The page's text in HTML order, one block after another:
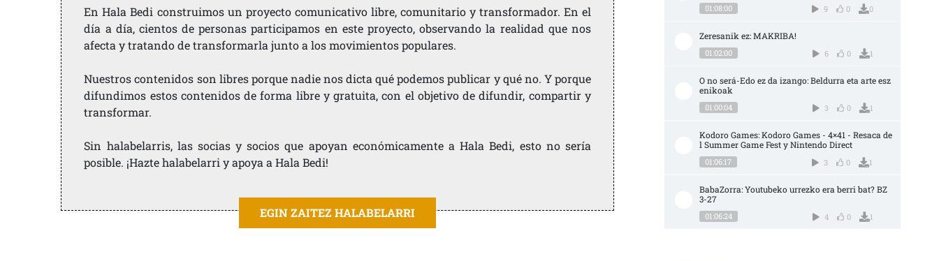
En Hala Bedi construimos un proyecto comunicativo libre, comunitario y transformador. En el
día a día, cientos de personas participamos en este proyecto, observando la realidad que nos
afecta y tratando de transformarla junto a los movimientos populares.
Nuestros contenidos son libres porque nadie nos dicta qué podemos publicar y qué no. Y porque
difundimos estos contenidos de forma libre y gratuita, con el objetivo de difundir, compartir y
transformar.
Sin halabelarris, las socias y socios que apoyan económicamente a Hala Bedi, esto no sería
posible. ¡Hazte halabelarri y apoya a Hala Bedi!
EGIN ZAITEZ HALABELARRI
01:08:00 9 0 0
Zeresanik ez: MAKRIBA!
01:02:00 6 0 1
O no será-Edo ez da izango: Beldurra eta arte esz
enikoak
01:00:04 3 0 1
Kodoro Games: Kodoro Games - 4×41 - Resaca de
l Summer Game Fest y Nintendo Direct
01:06:17 3 0 1
BabaZorra: Youtubeko urrezko era berri bat? BZ
3-27
01:06:24 4 0 1